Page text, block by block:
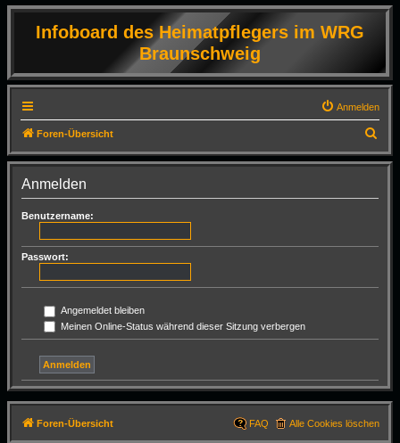
Infoboard des Heimatpflegers im WRG
Braunschweig
Anmelden
Foren-Übersicht
u
Anmelden
Benutzername:
Passwort:
Angemeldet bleiben
Meinen Online-Status während dieser Sitzung verbergen
Foren-Übersicht Alle Cookies löschen
FAQ